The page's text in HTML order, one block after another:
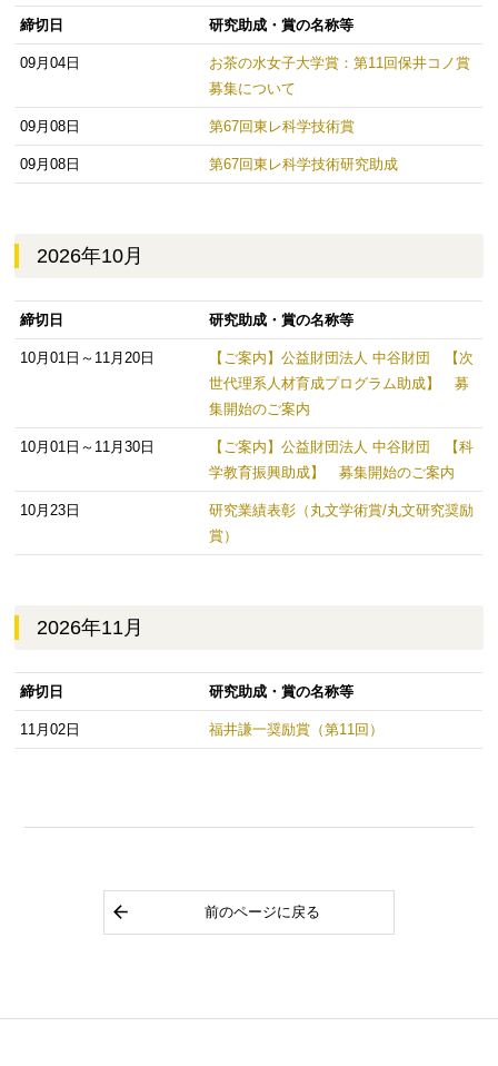
締切日 研究助成・賞の名称等
09月04日
お茶の水女子大学賞：第11回保井コノ賞
募集について
09月08日 第67回東レ科学技術賞
09月08日 第67回東レ科学技術研究助成
2026年10月
締切日 研究助成・賞の名称等
10月01日～11月20日
【ご案内】公益財団法人 中谷財団 【次
世代理系人材育成プログラム助成】 募
集開始のご案内
10月01日～11月30日
【ご案内】公益財団法人 中谷財団 【科
学教育振興助成】 募集開始のご案内
10月23日
研究業績表彰（丸文学術賞/丸文研究奨励
賞）
2026年11月
締切日 研究助成・賞の名称等
11月02日 福井謙一奨励賞（第11回）
前のページに戻る